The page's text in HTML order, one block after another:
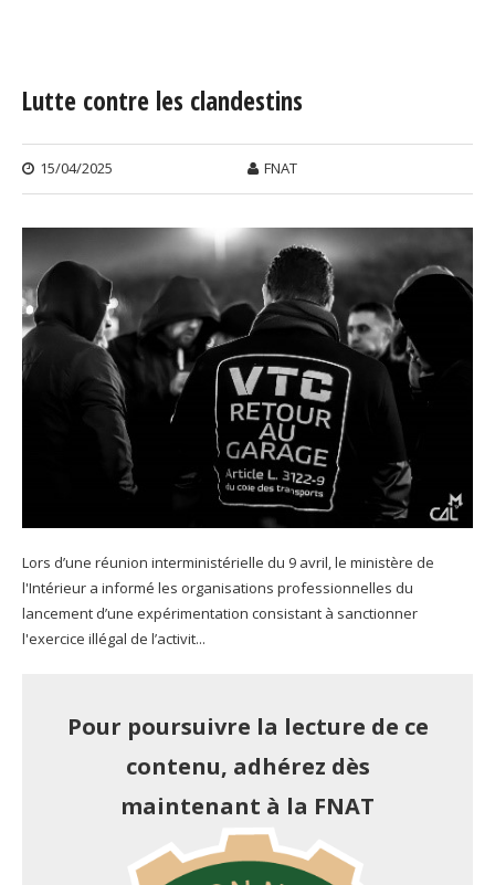
Lutte contre les clandestins
15/04/2025 FNAT
Lors d’une réunion interministérielle du 9 avril, le ministère de
l'Intérieur a informé les organisations professionnelles du
lancement d’une expérimentation consistant à sanctionner
l'exercice illégal de l’activit...
Pour poursuivre la lecture de ce
contenu, adhérez dès
maintenant à la FNAT